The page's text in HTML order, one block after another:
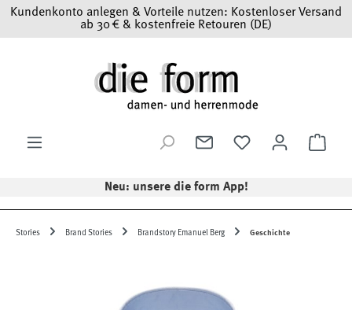
Zum Hauptinhalt springen
Kundenkonto anlegen & Vorteile nutzen: Kostenloser Versand
ab 30 € & kostenfreie Retouren (DE)
Neu: unsere die form App!
Stories Brand Stories Brandstory Emanuel Berg Geschichte